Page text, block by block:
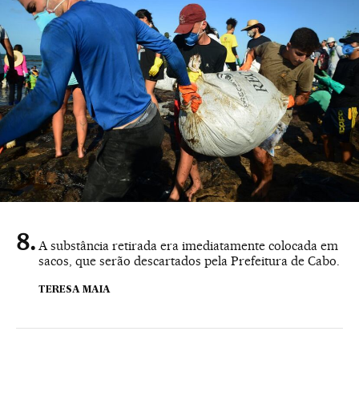
A substância retirada era imediatamente colocada em
sacos, que serão descartados pela Prefeitura de Cabo.
TERESA MAIA